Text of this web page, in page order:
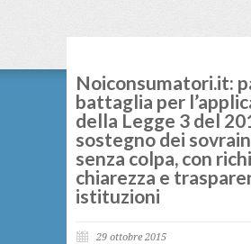
Noiconsumatori.it:
battaglia per
della Legge 3 del
sostegno dei
senza colpa, con
chiarezza e
istituzioni
29 ottobre 2015